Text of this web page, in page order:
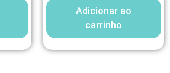
Adicionar ao
carrinho